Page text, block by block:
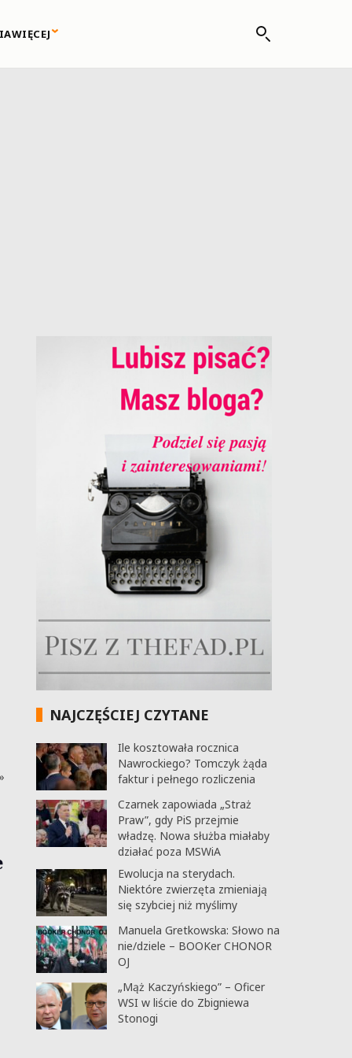
WIĘCEJ
NAJCZĘŚCIEJ CZYTANE
Ile kosztowała rocznica
Nawrockiego? Tomczyk żąda
faktur i pełnego rozliczenia
Czarnek zapowiada „Straż
Praw”, gdy PiS przejmie
władzę. Nowa służba miałaby
działać poza MSWiA
Ewolucja na sterydach.
Niektóre zwierzęta zmieniają
się szybciej niż myślimy
Manuela Gretkowska: Słowo na
nie/dziele – BOOKer CHONOR
OJ
„Mąż Kaczyńskiego” – Oficer
WSI w liście do Zbigniewa
Stonogi